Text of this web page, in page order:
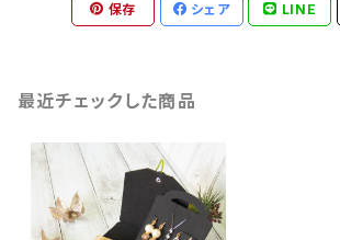
保存 シェア LINE
最近チェックした商品